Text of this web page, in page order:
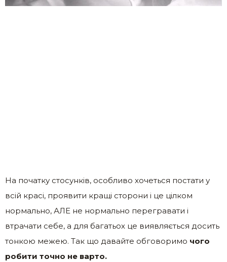
На початку стосунків, особливо хочеться постати у
всій красі, проявити кращі сторони і це цілком
нормально, АЛЕ не нормально перегравати і
втрачати себе, а для багатьох це виявляється досить
тонкою межею. Так що давайте обговоримо чого
робити точно не варто.